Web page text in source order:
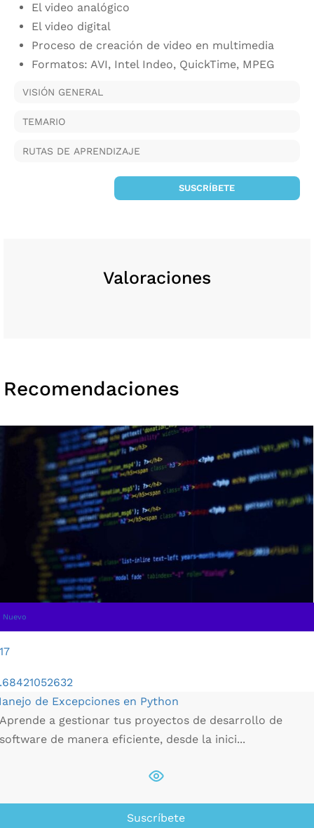
El video analógico
El video digital
Proceso de creación de video en multimedia
Formatos: AVI, Intel Indeo, QuickTime, MPEG
VISIÓN GENERAL
TEMARIO
RUTAS DE APRENDIZAJE
SUSCRÍBETE
Valoraciones
Recomendaciones
Nuevo
de Excepciones en Python
Aprende a gestionar tus proyectos de desarrollo de
software de manera eficiente, desde la inici...
Suscríbete